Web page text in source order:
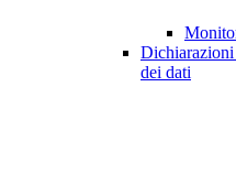
dei dati